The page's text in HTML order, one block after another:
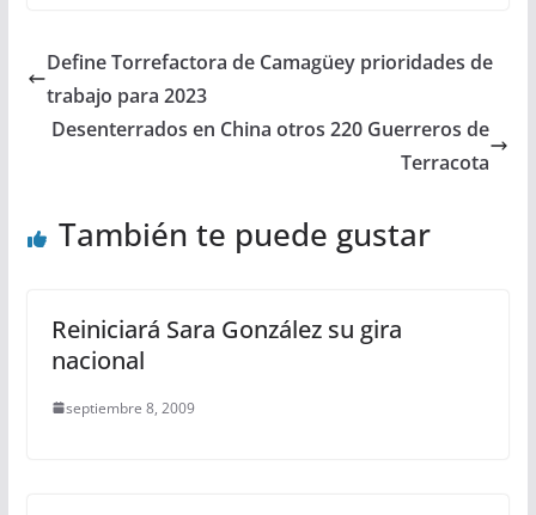
Define Torrefactora de Camagüey prioridades de
trabajo para 2023
Desenterrados en China otros 220 Guerreros de
Terracota
También te puede gustar
Reiniciará Sara González su gira
nacional
septiembre 8, 2009